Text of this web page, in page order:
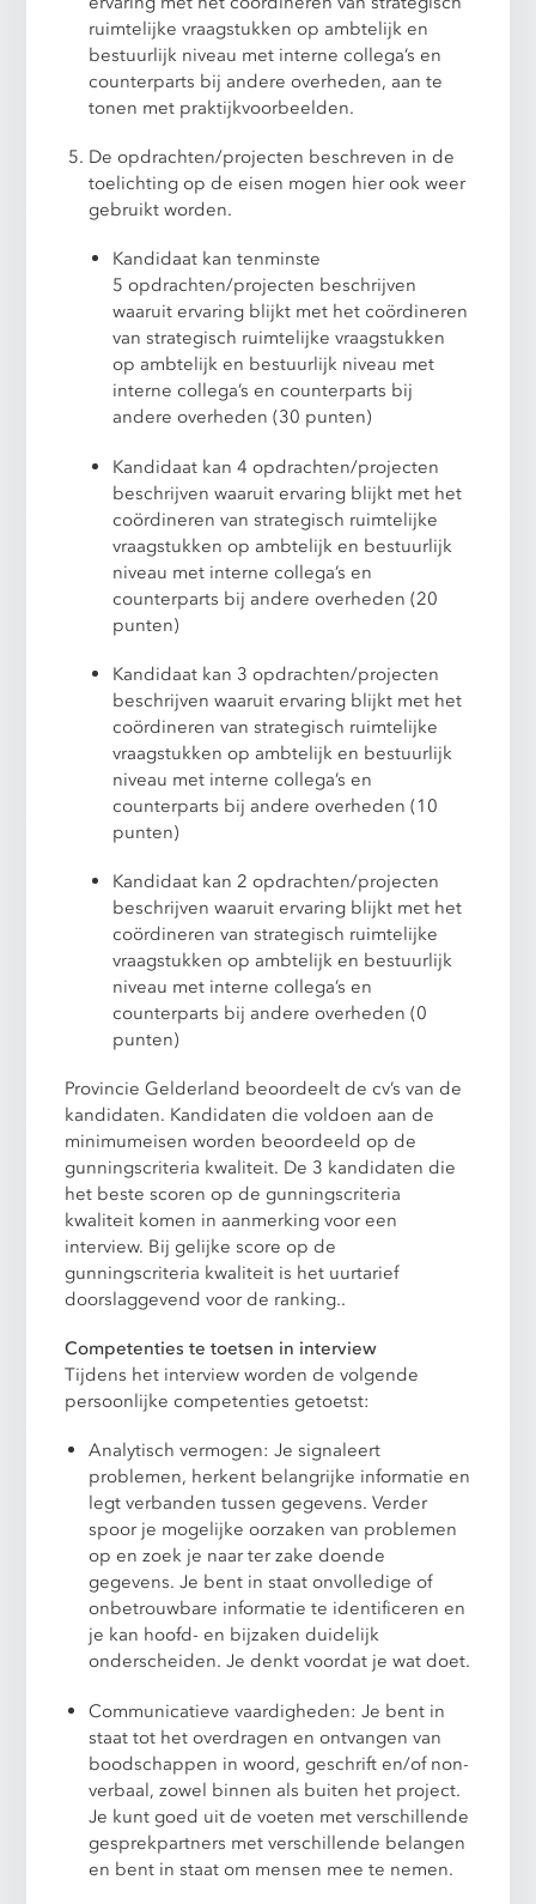
ruimtelijke vraagstukken op ambtelijk en
bestuurlijk niveau met interne collega’s en
counterparts bij andere overheden, aan te
tonen met praktijkvoorbeelden.
De opdrachten/projecten beschreven in de
toelichting op de eisen mogen hier ook weer
gebruikt worden.
Kandidaat kan tenminste
5 opdrachten/projecten beschrijven
waaruit ervaring blijkt met het coördineren
van strategisch ruimtelijke vraagstukken
op ambtelijk en bestuurlijk niveau met
interne collega’s en counterparts bij
andere overheden (30 punten)
Kandidaat kan 4 opdrachten/projecten
beschrijven waaruit ervaring blijkt met het
coördineren van strategisch ruimtelijke
vraagstukken op ambtelijk en bestuurlijk
niveau met interne collega’s en
counterparts bij andere overheden (20
punten)
Kandidaat kan 3 opdrachten/projecten
beschrijven waaruit ervaring blijkt met het
coördineren van strategisch ruimtelijke
vraagstukken op ambtelijk en bestuurlijk
niveau met interne collega’s en
counterparts bij andere overheden (10
punten)
Kandidaat kan 2 opdrachten/projecten
beschrijven waaruit ervaring blijkt met het
coördineren van strategisch ruimtelijke
vraagstukken op ambtelijk en bestuurlijk
niveau met interne collega’s en
counterparts bij andere overheden (0
punten)
Provincie Gelderland beoordeelt de cv’s van de
kandidaten. Kandidaten die voldoen aan de
minimumeisen worden beoordeeld op de
gunningscriteria kwaliteit. De 3 kandidaten die
het beste scoren op de gunningscriteria
kwaliteit komen in aanmerking voor een
interview. Bij gelijke score op de
gunningscriteria kwaliteit is het uurtarief
doorslaggevend voor de ranking..
Competenties te toetsen in interview
Tijdens het interview worden de volgende
persoonlijke competenties getoetst:
Analytisch vermogen: Je signaleert
problemen, herkent belangrijke informatie en
legt verbanden tussen gegevens. Verder
spoor je mogelijke oorzaken van problemen
op en zoek je naar ter zake doende
gegevens. Je bent in staat onvolledige of
onbetrouwbare informatie te identificeren en
je kan hoofd- en bijzaken duidelijk
onderscheiden. Je denkt voordat je wat doet.
Communicatieve vaardigheden: Je bent in
staat tot het overdragen en ontvangen van
boodschappen in woord, geschrift en/of non-
verbaal, zowel binnen als buiten het project.
Je kunt goed uit de voeten met verschillende
gesprekpartners met verschillende belangen
en bent in staat om mensen mee te nemen.